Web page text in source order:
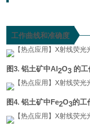
工作曲线和准确度
图3. 铝土矿中Al2O3 的工
图4. 铝土矿中Fe2O3的工